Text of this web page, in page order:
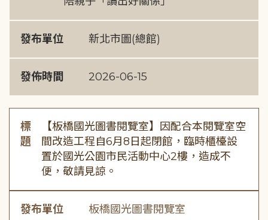
發布單位 新北市圖(總館)
發佈時間 2026-06-15
標
題
【板橋國光圖書閱覽室】因配合本閱覽室空
間改造工程自6月8日起閉館，臨時櫃檯設
置於國光公園市民活動中心2樓，造成不
便，敬請見諒。
發布單位 板橋國光圖書閱覽室